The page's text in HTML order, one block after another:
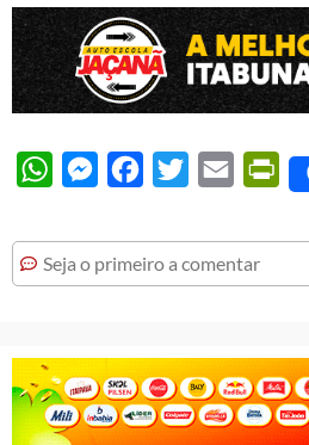
WhatsAppMessengerFacebook
Twitter Email
Seja o primeiro a comentar